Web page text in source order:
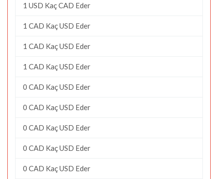
1 USD Kaç CAD Eder
1 CAD Kaç USD Eder
1 CAD Kaç USD Eder
1 CAD Kaç USD Eder
0 CAD Kaç USD Eder
0 CAD Kaç USD Eder
0 CAD Kaç USD Eder
0 CAD Kaç USD Eder
0 CAD Kaç USD Eder